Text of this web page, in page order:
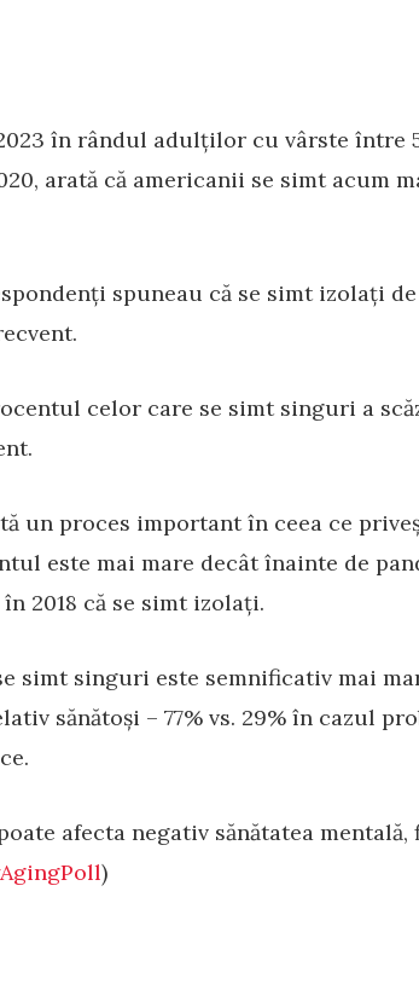
în rândul adulților cu vârste între
arată că americanii se simt acum
spuneau că se simt izolați
celor care se simt singuri a
un proces important în ceea ce
este mai mare decât înainte de
2018 că se simt izolați.
simt singuri este semnificativ mai
sănătoși – 77% vs. 29% în cazul
afecta negativ sănătatea
)